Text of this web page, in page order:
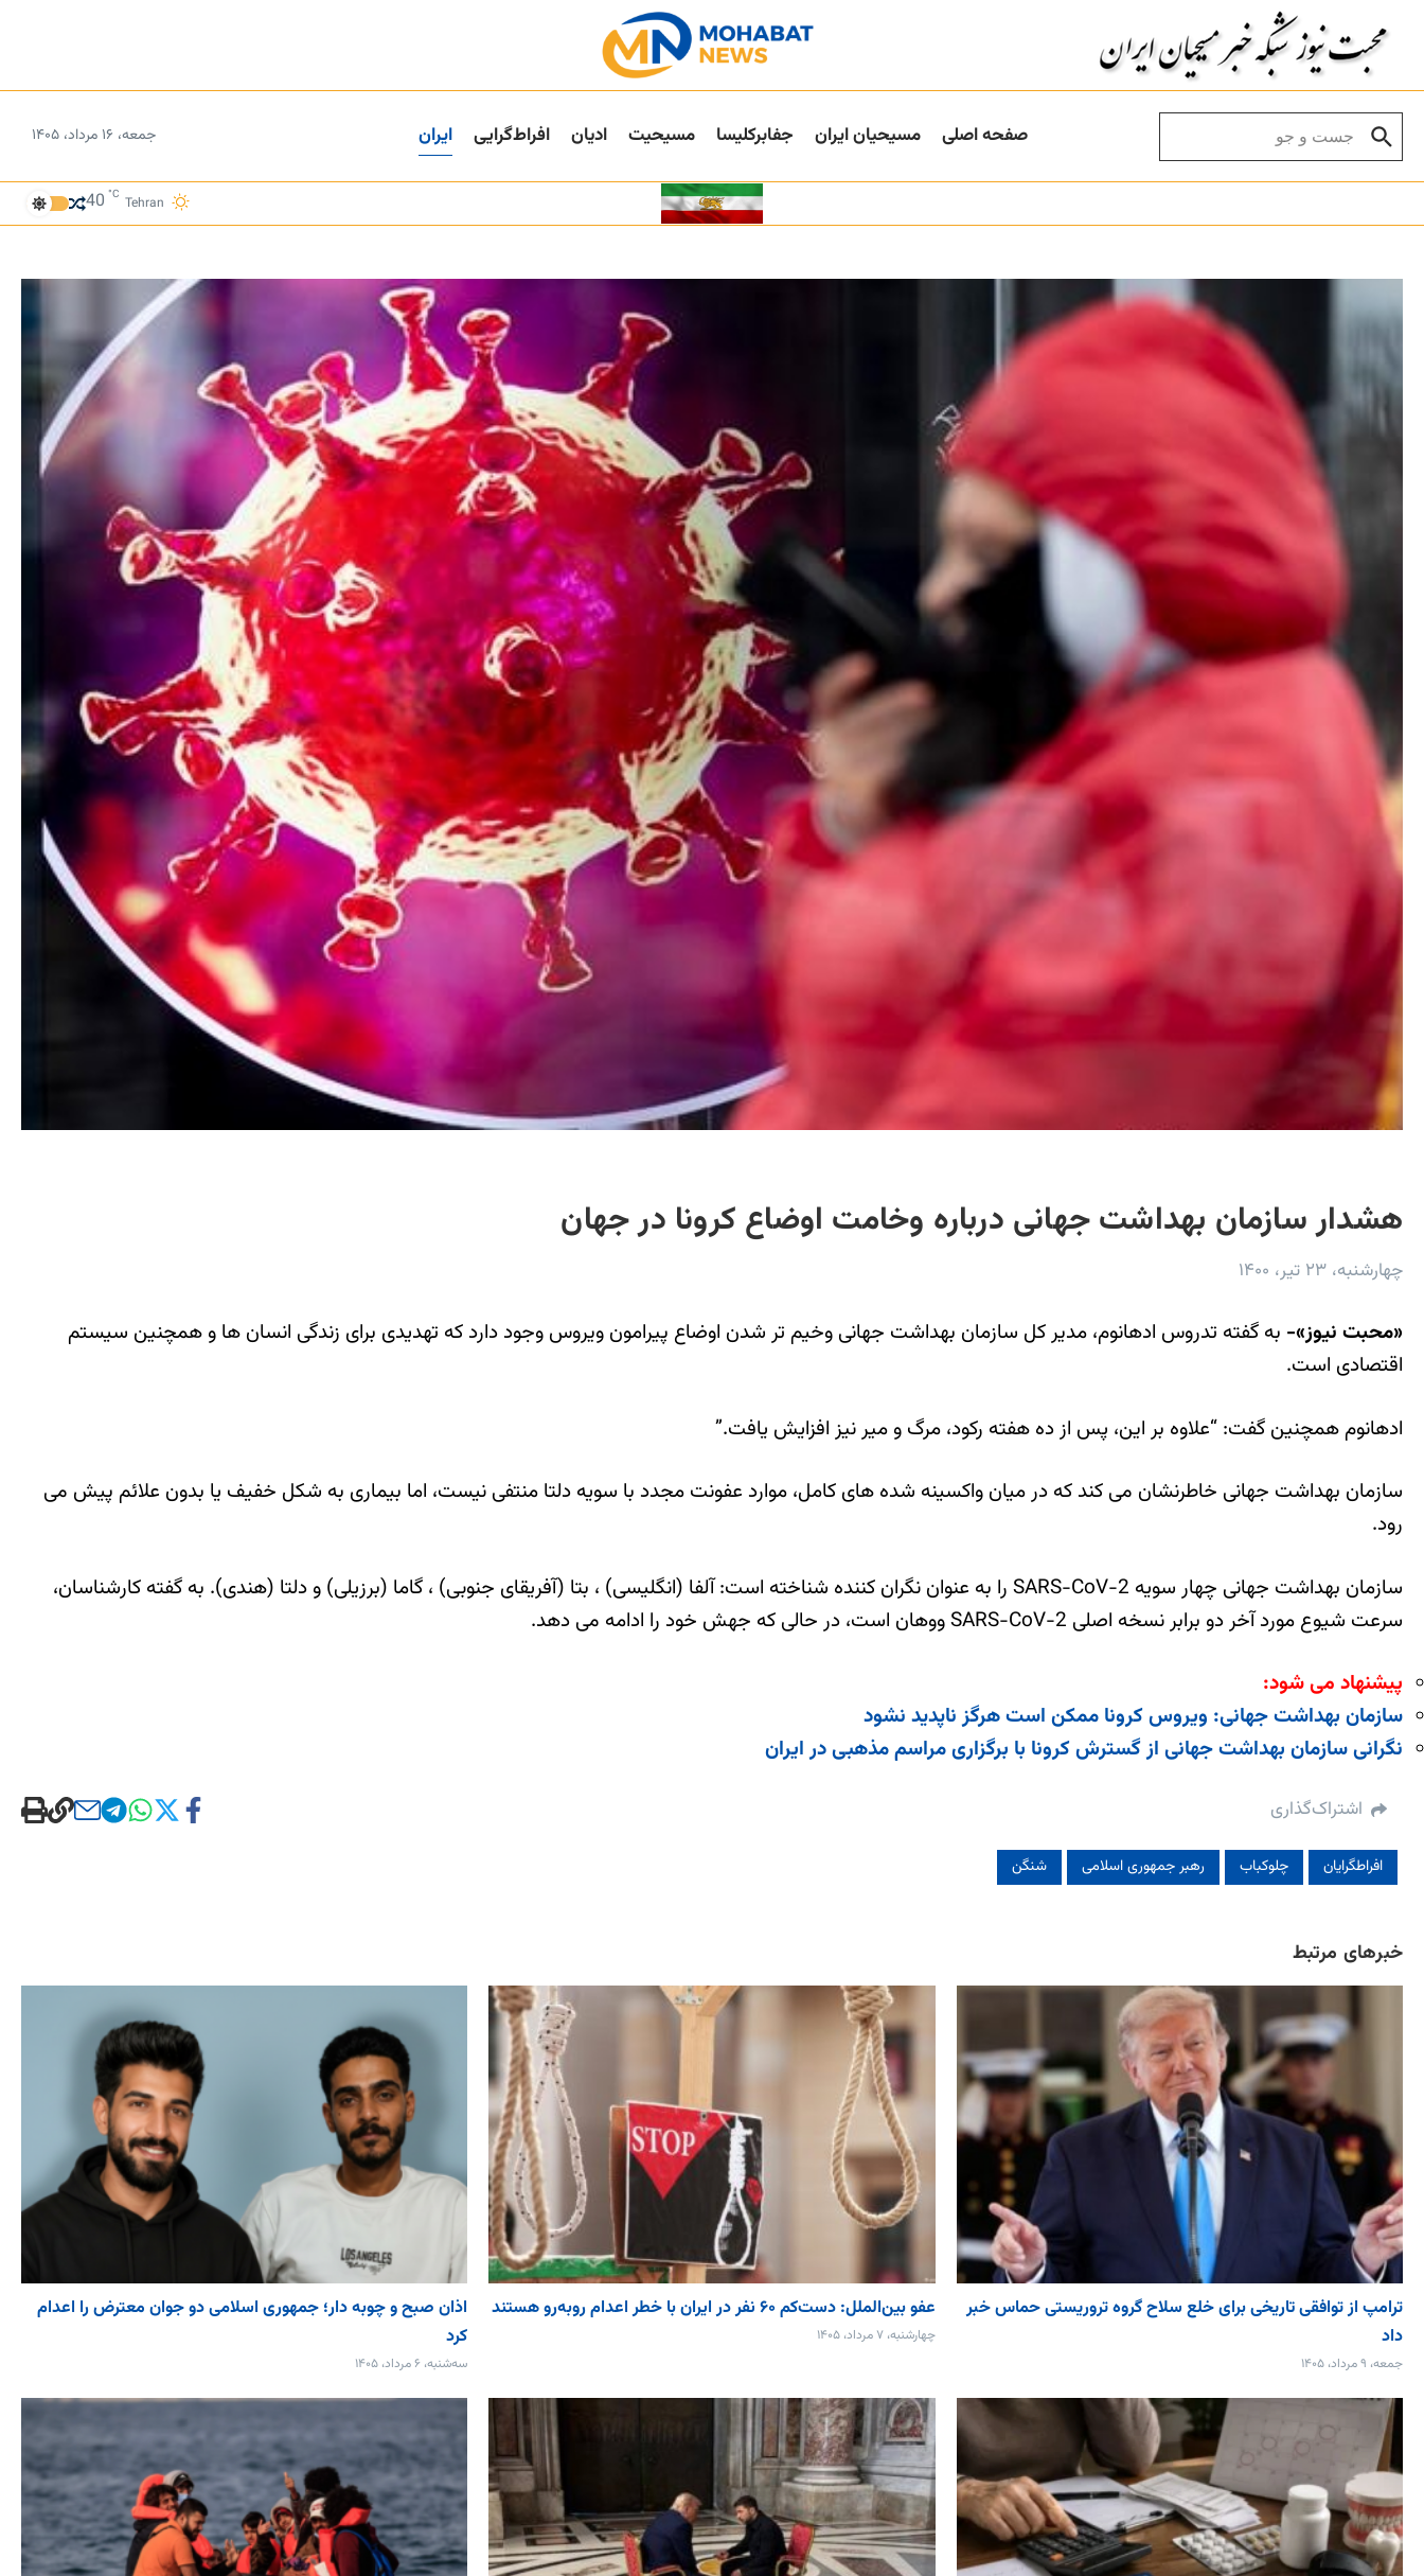
صفحه اصلی مسیحیان ایران جفا‌بر‌کلیسا مسیحیت ادیان افراط‌گرایی ایران جمعه، ۱۶ مرداد، ۱۴۰۵
Tehran
40 °C
هشدار سازمان بهداشت جهانی درباره وخامت اوضاع کرونا در جهان
چهارشنبه، ۲۳ تیر، ۱۴۰۰
«محبت نیوز»- به گفته تدروس ادهانوم، مدیر کل سازمان بهداشت جهانی وخیم تر شدن اوضاع پیرامون ویروس وجود دارد که تهدیدی برای زندگی انسان ها و همچنین سیستم
اقتصادی است.
ادهانوم همچنین گفت: “علاوه بر این، پس از ده هفته رکود، مرگ و میر نیز افزایش یافت.”
سازمان بهداشت جهانی خاطرنشان می کند که در میان واکسینه شده های کامل، موارد عفونت مجدد با سویه دلتا منتفی نیست، اما بیماری به شکل خفیف یا بدون علائم پیش می
رود.
سازمان بهداشت جهانی چهار سویه SARS-CoV-2 را به عنوان نگران کننده شناخته است: آلفا (انگلیسی) ، بتا (آفریقای جنوبی) ، گاما (برزیلی) و دلتا (هندی). به گفته کارشناسان،
سرعت شیوع مورد آخر دو برابر نسخه اصلی SARS-CoV-2 ووهان است، در حالی که جهش خود را ادامه می دهد.
پیشنهاد می شود:
سازمان بهداشت جهانی: ویروس کرونا ممکن است هرگز ناپدید نشود
نگرانی سازمان بهداشت جهانی از گسترش کرونا با برگزاری مراسم مذهبی در ایران
اشتراک‌گذاری
افراطگرایان چلوکباب رهبر جمهوری اسلامی شنگن
خبرهای مرتبط
ترامپ از توافقی تاریخی برای خلع ‌سلاح گروه تروریستی حماس خبر
داد
جمعه، ۹ مرداد، ۱۴۰۵
عفو بین‌الملل: دست‌کم ۶۰ نفر در ایران با خطر اعدام روبه‌رو هستند
چهارشنبه، ۷ مرداد، ۱۴۰۵
اذان صبح و چوبه دار؛ جمهوری اسلامی دو جوان معترض را اعدام
کرد
سه‌شنبه، ۶ مرداد، ۱۴۰۵